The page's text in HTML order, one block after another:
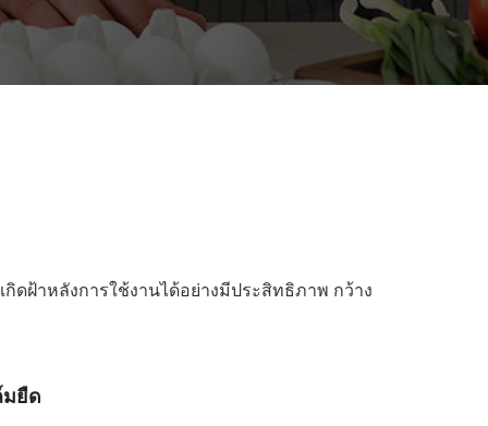
ดฝ้าหลังการใช้งานได้อย่างมีประสิทธิภาพ กว้าง
ยืด